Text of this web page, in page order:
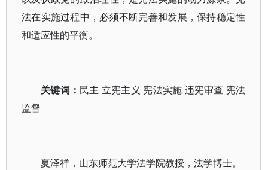
法在实施过程中，必须不断完善和发展，保持稳定性
和适应性的平衡。
关键词： 民主 立宪主义 宪法实施 违宪审查 宪法
监督
夏泽祥，山东师范大学法学院教授，法学博士。